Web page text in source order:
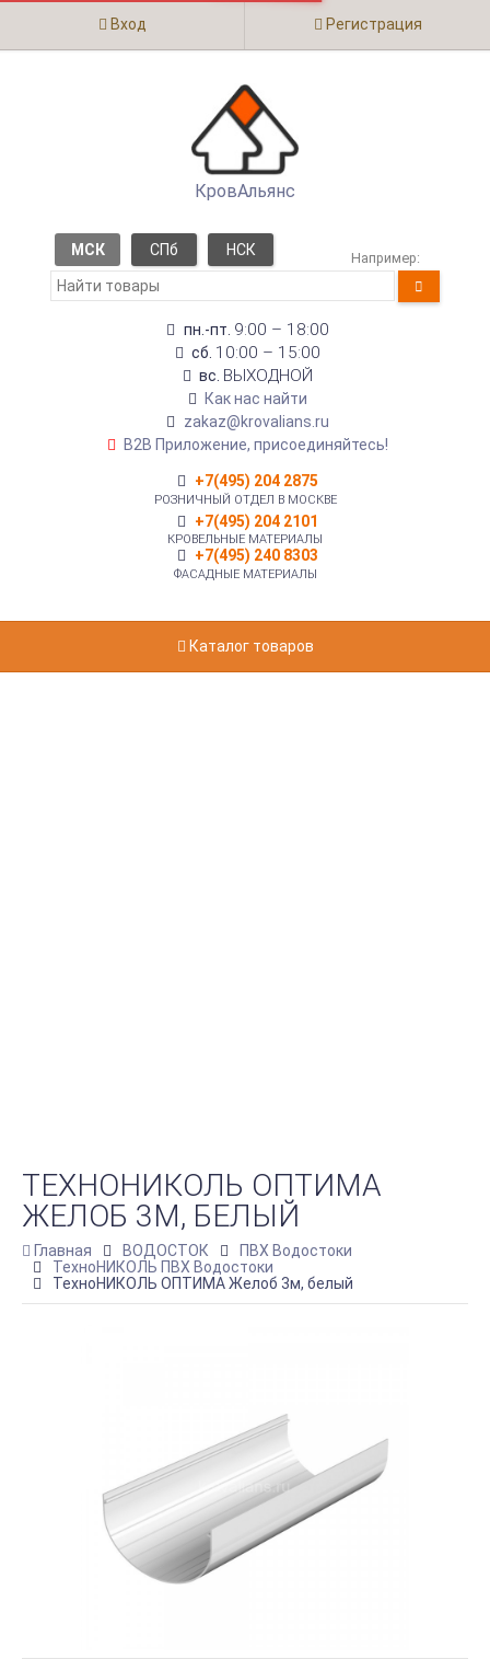
Вход Регистрация
КровАльянс
МСК СПб НСК Например:
пн.-пт. 9:00 – 18:00
сб. 10:00 – 15:00
вс. ВЫХОДНОЙ
Как нас найти
zakaz@krovalians.ru
B2B Приложение, присоединяйтесь!
+7(495) 204 2875
РОЗНИЧНЫЙ ОТДЕЛ В МОСКВЕ
+7(495) 204 2101
КРОВЕЛЬНЫЕ МАТЕРИАЛЫ
+7(495) 240 8303
ФАСАДНЫЕ МАТЕРИАЛЫ
Каталог товаров
ТЕХНОНИКОЛЬ ОПТИМА
ЖЕЛОБ 3М, БЕЛЫЙ
Главная ВОДОСТОК
ПВХ Водостоки
ТехноНИКОЛЬ ПВХ Водостоки
ТехноНИКОЛЬ ОПТИМА Желоб 3м, белый